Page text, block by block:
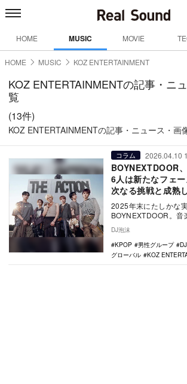
HOME MUSIC MOVIE
HOME MUSIC KOZ ENTERTAINMENT
KOZ ENTERTAINMENTの記事・ニ
覧
(13件)
KOZ ENTERTAINMENTの記事・ニュース・画
コラム 2026.04.10
BOYNEXTDOOR
6人は新たなフェ
次なる挑戦と成熟
2025年末にたしかな
BOYNEXTDOOR。
ベース…
DJ泡沫
KPOP
男性グループ
グローバル
KOZ